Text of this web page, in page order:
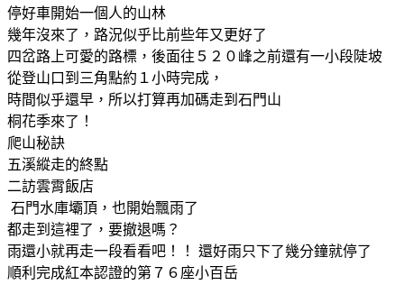
停好車開始一個人的山林
幾年沒來了，路況似乎比前些年又更好了
四岔路上可愛的路標，後面往５２０峰之前還有一小段陡坡
從登山口到三角點約１小時完成，
時間似乎還早，所以打算再加碼走到石門山
桐花季來了！
爬山秘訣
五溪縱走的終點
二訪雲霄飯店
石門水庫壩頂，也開始飄雨了
都走到這裡了，要撤退嗎？
雨還小就再走一段看看吧！！ 還好雨只下了幾分鐘就停了
順利完成紅本認證的第７６座小百岳